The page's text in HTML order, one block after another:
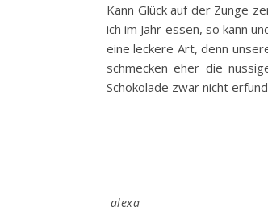
Kann Glück auf der Zunge
ich im Jahr essen, so kann
eine leckere Art, denn
schmecken eher die
Schokolade zwar nicht
alexa